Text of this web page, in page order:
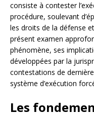
consiste à contester
procédure, soulevant
les droits de la défense
présent examen
phénomène, ses
développées par la
contestations de
système d’exécution
Les